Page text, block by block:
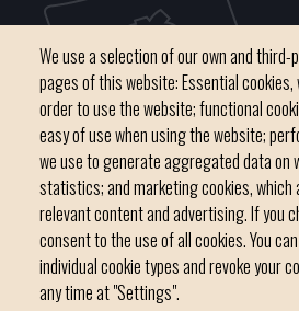
C / del Convent, s/n
Phone 971 84 91 00 - CIF:
We use a selection of our own and third-
pages of this website: Essential cookies,
order to use the website; functional
easy of use when using the website;
we use to generate aggregated data on
statistics; and marketing cookies, which
relevant content and advertising. If you
consent to the use of all cookies. You
individual cookie types and revoke your
any time at "Settings".